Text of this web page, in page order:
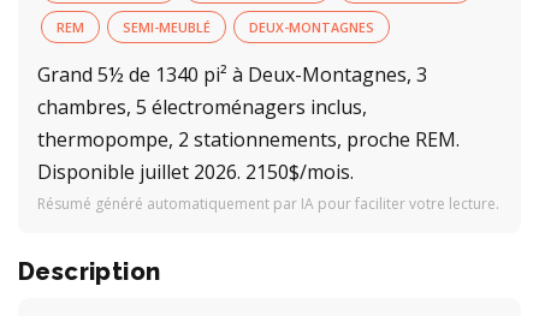
REM SEMI-MEUBLÉ DEUX-MONTAGNES
Grand 5½ de 1340 pi² à Deux-Montagnes, 3
chambres, 5 électroménagers inclus,
thermopompe, 2 stationnements, proche REM.
Disponible juillet 2026. 2150$/mois.
Résumé généré automatiquement par IA pour faciliter votre lecture.
Description